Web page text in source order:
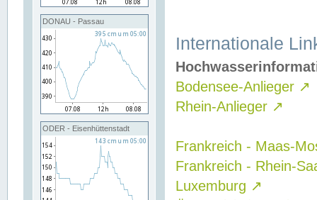
DONAU - Passau
ODER - Eisenhüttenstadt
Internationale
Bodensee-Anlieger ↗
Rhein-Anlieger ↗
Frankreich - Maas-
Frankreich - Rhein-
Luxemburg ↗